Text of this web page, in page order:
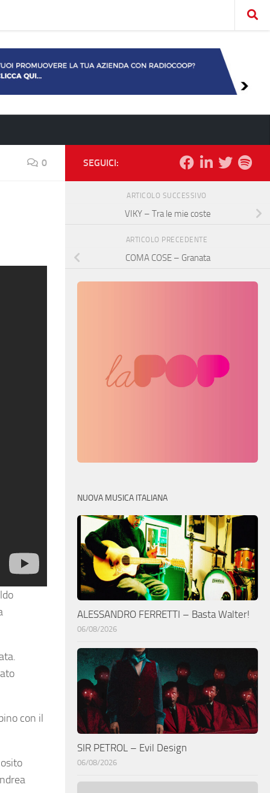
0
con il
SEGUICI:
ARTICOLO SUCCESSIVO
VIKY – Tra le mie coste
ARTICOLO PRECEDENTE
COMA COSE – Granata
NUOVA MUSICA ITALIANA
ALESSANDRO FERRETTI – Basta Walter!
06/08/2026
SIR PETROL – Evil Design
06/08/2026